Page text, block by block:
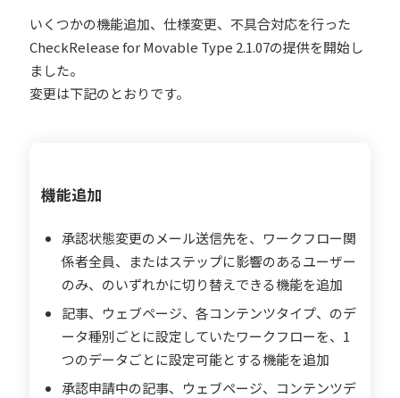
いくつかの機能追加、仕様変更、不具合対応を行った
CheckRelease for Movable Type 2.1.07の提供を開始し
ました。
変更は下記のとおりです。
機能追加
承認状態変更のメール送信先を、ワークフロー関
係者全員、またはステップに影響のあるユーザー
のみ、のいずれかに切り替えできる機能を追加
記事、ウェブページ、各コンテンツタイプ、のデ
ータ種別ごとに設定していたワークフローを、1
つのデータごとに設定可能とする機能を追加
承認申請中の記事、ウェブページ、コンテンツデ